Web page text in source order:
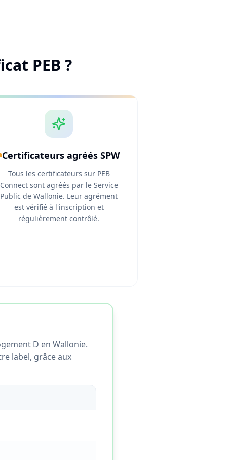
PEB ?
Certificateurs agréés SPW
Tous les certificateurs sur PEB
Connect sont agréés par le Service
Public de Wallonie. Leur agrément
est vérifié à l'inscription et
régulièrement contrôlé.
D en Wallonie.
label, grâce aux